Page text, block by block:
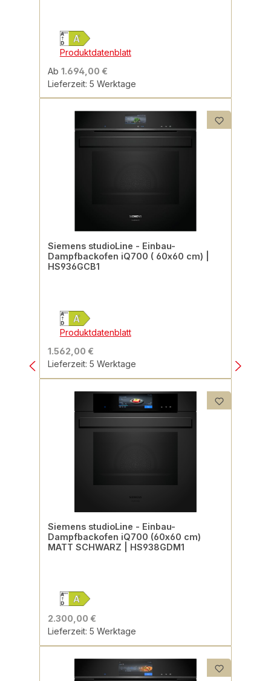
Produktdatenblatt
Ab 1.694,00 €
Lieferzeit: 5 Werktage
Siemens studioLine - Einbau-
Dampfbackofen iQ700 ( 60x60 cm) |
HS936GCB1
Produktdatenblatt
1.562,00 €
Lieferzeit: 5 Werktage
Siemens studioLine - Einbau-
Dampfbackofen iQ700 (60x60 cm)
MATT SCHWARZ | HS938GDM1
2.300,00 €
Lieferzeit: 5 Werktage